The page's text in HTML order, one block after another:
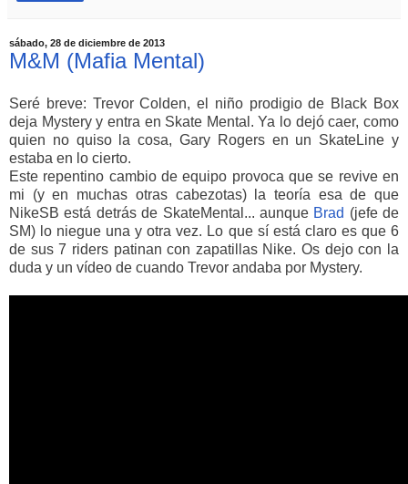
sábado, 28 de diciembre de 2013
M&M (Mafia Mental)
Seré breve: Trevor Colden, el niño prodigio de Black Box
deja Mystery y entra en Skate Mental. Ya lo dejó caer, como
quien no quiso la cosa, Gary Rogers en un SkateLine y
estaba en lo cierto.
Este repentino cambio de equipo provoca que se revive en
mi (y en muchas otras cabezotas) la teoría esa de que
NikeSB está detrás de SkateMental... aunque Brad (jefe de
SM) lo niegue una y otra vez. Lo que sí está claro es que 6
de sus 7 riders patinan con zapatillas Nike. Os dejo con la
duda y un vídeo de cuando Trevor andaba por Mystery.